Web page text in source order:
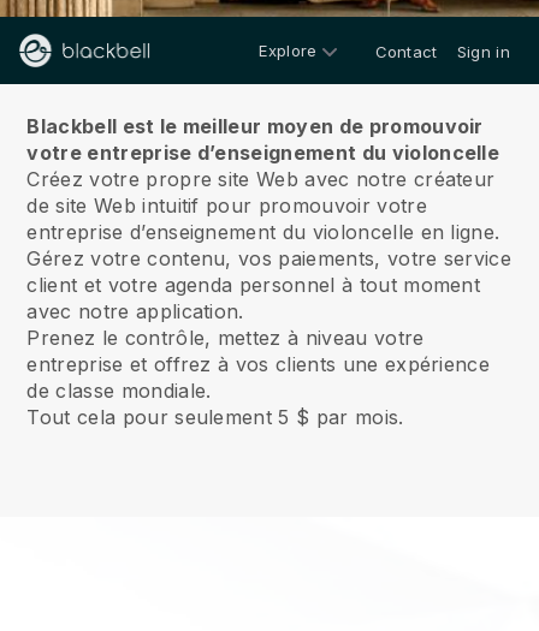
Explore Contact Sign in
Blackbell est le meilleur moyen de promouvoir
votre entreprise d’enseignement du violoncelle
Créez votre propre site Web avec notre créateur
de site Web intuitif pour promouvoir votre
entreprise d’enseignement du violoncelle en ligne.
Gérez votre contenu, vos paiements, votre service
client et votre agenda personnel à tout moment
avec notre application.
Prenez le contrôle, mettez à niveau votre
entreprise et offrez à vos clients une expérience
de classe mondiale.
Tout cela pour seulement 5 $ par mois.